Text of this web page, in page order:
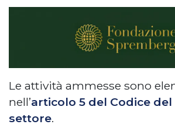
Le attività ammesse sono
nell’articolo 5 del Codice del
settore.